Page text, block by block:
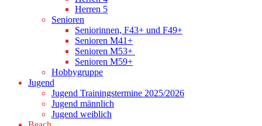
Herren 5
Senioren
Seniorinnen, F43+ und F49+
Senioren M41+
Senioren M53+
Senioren M59+
Hobbygruppe
Jugend
Jugend Trainingstermine 2025/2026
Jugend männlich
Jugend weiblich